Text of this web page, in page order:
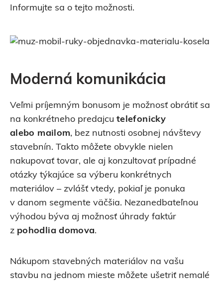
Informujte sa o tejto možnosti.
Moderná komunikácia
Veľmi príjemným bonusom je možnosť obrátiť sa
na konkrétneho predajcu telefonicky
alebo mailom, bez nutnosti osobnej návštevy
stavebnín. Takto môžete obvykle nielen
nakupovať tovar, ale aj konzultovať prípadné
otázky týkajúce sa výberu konkrétnych
materiálov – zvlášť vtedy, pokiaľ je ponuka
v danom segmente väčšia. Nezanedbateľnou
výhodou býva aj možnosť úhrady faktúr
z pohodlia domova.
Nákupom stavebných materiálov na vašu
stavbu na jednom mieste môžete ušetriť nemalé